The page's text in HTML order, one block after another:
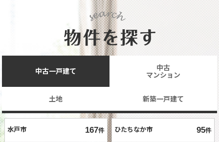
中古一戸建て 中古
マンション
土地 新築一戸建て
水戸市 167件 ひたちなか市 95件